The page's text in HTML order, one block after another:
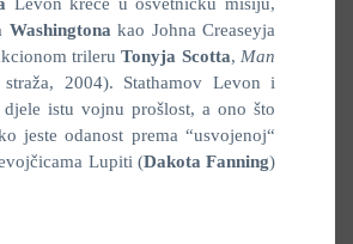
Washingtona kao Johna Creaseyja
trileruTonyja Scotta, Man
straža, 2004). Stathamov Levon i
djele istu vojnu prošlost, a ono što
jeste odanost prema “usvojenoj“
Lupiti (Dakota Fanning)